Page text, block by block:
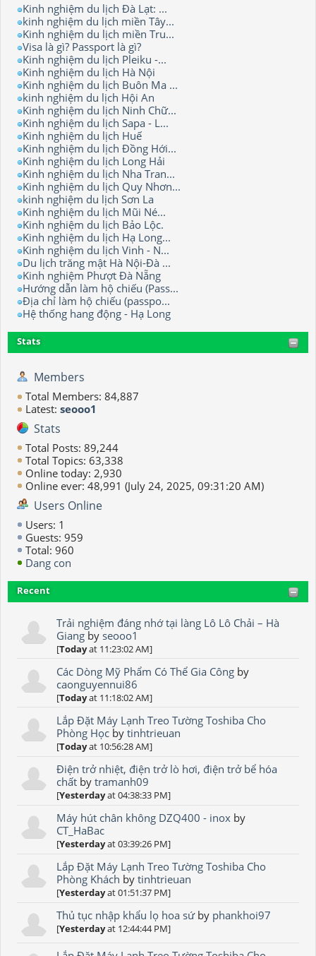
Kinh nghiệm du lịch Đà Lạt: ...
kinh nghiệm du lịch miền Tây...
Kinh nghiệm du lịch miền Tru...
Visa là gì? Passport là gì?
Kinh nghiệm du lịch Pleiku -...
Kinh nghiệm du lịch Hà Nội
Kinh nghiệm du lịch Buôn Ma ...
kinh nghiệm du lịch Hội An
Kinh nghiệm du lịch Ninh Chữ...
Kinh nghiệm du lịch Sapa - L...
Kinh nghiệm du lịch Huế
Kinh nghiệm du lịch Đồng Hới...
Kinh nghiệm du lịch Long Hải
Kinh nghiệm du lịch Nha Tran...
Kinh nghiệm du lịch Quy Nhơn...
kinh nghiệm du lịch Sơn La
Kinh nghiệm du lịch Mũi Né...
Kinh nghiệm du lịch Bảo Lộc.
Kinh nghiệm du lịch Hạ Long...
Kinh nghiệm du lịch Vinh - N...
Du lịch trăng mật Hà Nội-Đà ...
Kinh nghiệm Phượt Đà Nẵng
Hướng dẫn làm hộ chiếu (Pass...
Địa chỉ làm hộ chiếu (passpo...
Hệ thống hang động - Hạ Long
Stats
Members
Total Members: 84,887
Latest: seooo1
Stats
Total Posts: 89,244
Total Topics: 63,338
Online today: 2,930
Online ever: 48,991 (July 24, 2025, 09:31:20 AM)
Users Online
Users: 1
Guests: 959
Total: 960
Dang con
Recent
Trải nghiệm đáng nhớ tại làng Lô Lô Chải – Hà
Giang byseooo1
[Todayat 11:23:02 AM]
Các Dòng Mỹ Phẩm Có Thể Gia Công by
caonguyennui86
[Todayat 11:18:02 AM]
Lắp Đặt Máy Lạnh Treo Tường Toshiba Cho
Phòng Học bytinhtrieuan
[Todayat 10:56:28 AM]
Điện trở nhiệt, điện trở lò hơi, điện trở bể hóa
chất bytramanh09
[Yesterdayat 04:38:33 PM]
Máy hút chân không DZQ400 - inox by
CT_HaBac
[Yesterdayat 03:39:26 PM]
Lắp Đặt Máy Lạnh Treo Tường Toshiba Cho
Phòng Khách bytinhtrieuan
[Yesterdayat 01:51:37 PM]
Thủ tục nhập khẩu lọ hoa sứby phankhoi97
[Yesterdayat 12:44:44 PM]